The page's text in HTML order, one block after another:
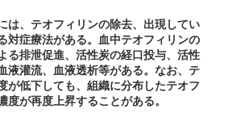
は、テオフィリンの除去、出現してい
対症療法がある。血中テオフィリンの
る排泄促進、活性炭の経口投与、活性
液灌流、血液透析等がある。なお、テ
が低下しても、組織に分布したテオフ
度が再度上昇することがある。